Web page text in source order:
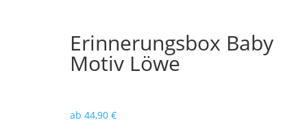
Erinnerungsbox Baby
Motiv Löwe
ab 44,90 €